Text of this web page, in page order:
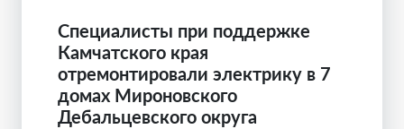
Специалисты при поддержке
Камчатского края
отремонтировали электрику в 7
домах Мироновского
Дебальцевского округа